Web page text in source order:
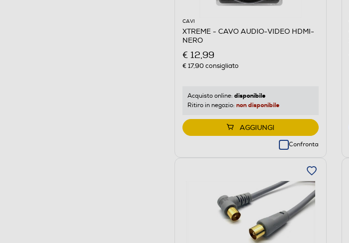
CAVI
XTREME - CAVO AUDIO-VIDEO HDMI-
NERO
€ 12,99
€ 17,90consigliato
Acquisto online: disponibile
Ritiro in negozio: non disponibile
AGGIUNGI
Confronta